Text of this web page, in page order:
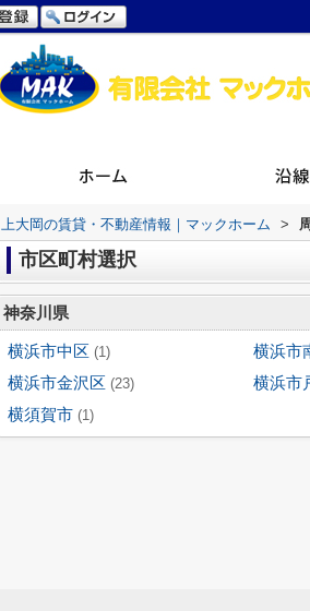
上大岡の賃貸・不動産情報｜マックホーム >
市区町村選択
神奈川県
横浜市中区 (1) 横浜市
横浜市金沢区 (23) 横浜市
横須賀市 (1)